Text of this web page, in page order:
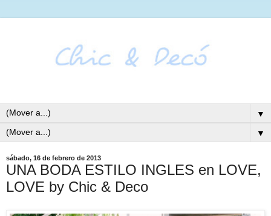
▼
▼
sábado, 16 de febrero de 2013
UNA BODA ESTILO INGLES en LOVE,
LOVE by Chic & Deco